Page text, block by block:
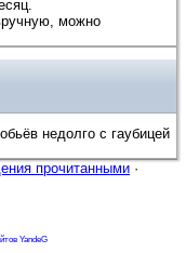
можно
недолго с гаубицей
прочитанными ·